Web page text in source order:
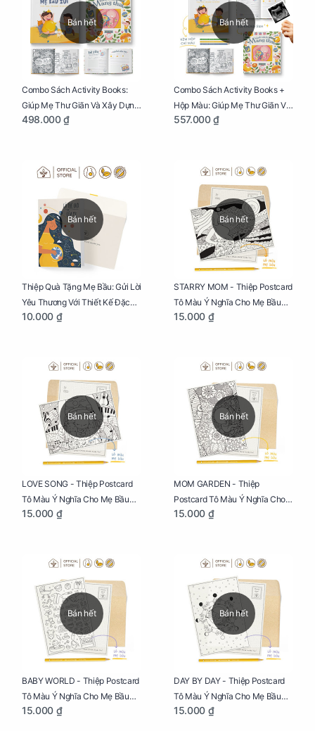
Bán hết
Combo Sách Activity Books:
Giúp Mẹ Thư Giãn Và Xây Dựng
Thai Kỳ Chu Đáo
498.000 ₫
Bán hết
Combo Sách Activity Books +
Hộp Màu: Giúp Mẹ Thư Giãn Và
Xây Dựng Thai Kỳ Chu Đáo
557.000 ₫
Bán hết
Thiệp Quà Tặng Mẹ Bầu: Gửi Lời
Yêu Thương Với Thiết Kế Đặc
Biệt Dành Riêng Cho Mẹ Bầu
10.000 ₫
Bán hết
STARRY MOM - Thiệp Postcard
Tô Màu Ý Nghĩa Cho Mẹ Bầu
Sáng Tạo, Thư Giãn Và Hạnh
15.000 ₫
Bán hết
LOVE SONG - Thiệp Postcard
Tô Màu Ý Nghĩa Cho Mẹ Bầu
Sáng Tạo, Thư Giãn Và Hạnh
15.000 ₫
Bán hết
MOM GARDEN - Thiệp
Postcard Tô Màu Ý Nghĩa Cho
Mẹ Bầu Sáng Tạo, Thư Giãn Và
15.000 ₫
Bán hết
BABY WORLD - Thiệp Postcard
Tô Màu Ý Nghĩa Cho Mẹ Bầu
Sáng Tạo, Thư Giãn Và Hạnh
15.000 ₫
Bán hết
DAY BY DAY - Thiệp Postcard
Tô Màu Ý Nghĩa Cho Mẹ Bầu
Sáng Tạo, Thư Giãn Và Hạnh
15.000 ₫